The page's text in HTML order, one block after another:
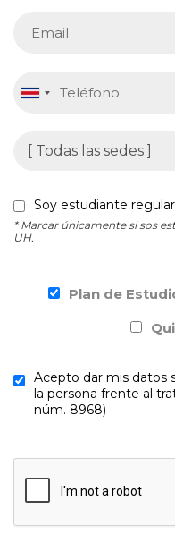
Soy estudiante regular
* Marcar únicamente si sos
UH.
Plan de
Acepto dar mis datos
la persona frente al
núm. 8968)